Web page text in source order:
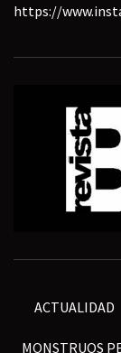
https://
ACTUALIDAD
MONSTRUOS